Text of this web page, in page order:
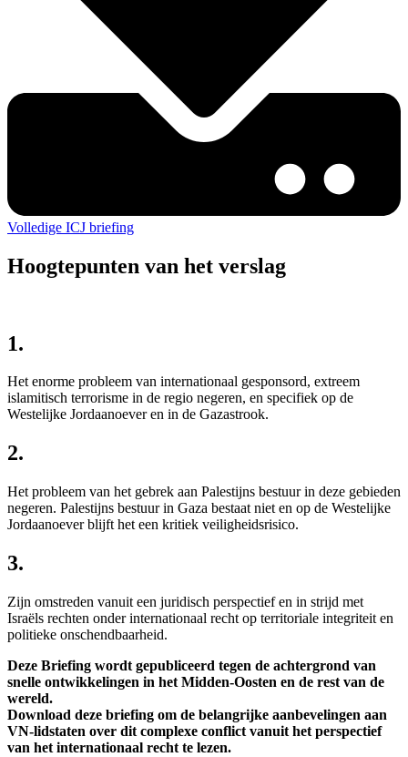
Volledige ICJ briefing
Hoogtepunten van het verslag
1.
Het enorme probleem van internationaal gesponsord, extreem
islamitisch terrorisme in de regio negeren, en specifiek op de
Westelijke Jordaanoever en in de Gazastrook.
2.
Het probleem van het gebrek aan Palestijns bestuur in deze gebieden
negeren. Palestijns bestuur in Gaza bestaat niet en op de Westelijke
Jordaanoever blijft het een kritiek veiligheidsrisico.
3.
Zijn omstreden vanuit een juridisch perspectief en in strijd met
Israëls rechten onder internationaal recht op territoriale integriteit en
politieke onschendbaarheid.
Deze Briefing wordt gepubliceerd tegen de achtergrond van
snelle ontwikkelingen in het Midden-Oosten en de rest van de
wereld.
Download deze briefing om de belangrijke aanbevelingen aan
VN-lidstaten over dit complexe conflict vanuit het perspectief
van het internationaal recht te lezen.